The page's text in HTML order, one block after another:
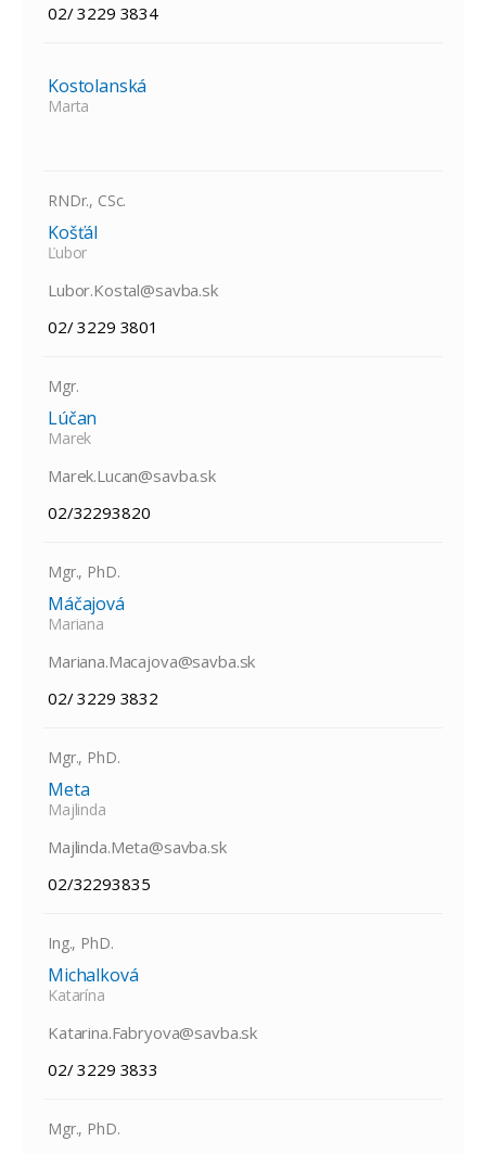
02/ 3229 3834
Kostolanská
Marta
RNDr., CSc.
Košťál
Ľubor
Lubor.Kostal@savba.sk
02/ 3229 3801
Mgr.
Lúčan
Marek
Marek.Lucan@savba.sk
02/32293820
Mgr., PhD.
Máčajová
Mariana
Mariana.Macajova@savba.sk
02/ 3229 3832
Mgr., PhD.
Meta
Majlinda
Majlinda.Meta@savba.sk
02/32293835
Ing., PhD.
Michalková
Katarína
Katarina.Fabryova@savba.sk
02/ 3229 3833
Mgr., PhD.